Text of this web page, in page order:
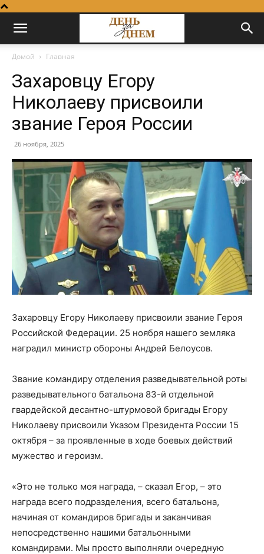
Домой Главная
Захаровцу Егору
Николаеву присвоили
звание Героя России
26 ноября, 2025
Захаровцу Егору Николаеву присвоили звание Героя
Российской Федерации. 25 ноября нашего земляка
наградил министр обороны Андрей Белоусов.
Звание командиру отделения разведывательной роты
разведывательного батальона 83-й отдельной
гвардейской десантно-штурмовой бригады Егору
Николаеву присвоили Указом Президента России 15
октября – за проявленные в ходе боевых действий
мужество и героизм.
«Это не только моя награда, – сказал Егор, – это
награда всего подразделения, всего батальона,
начиная от командиров бригады и заканчивая
непосредственно нашими батальонными
командирами. Мы просто выполняли очередную